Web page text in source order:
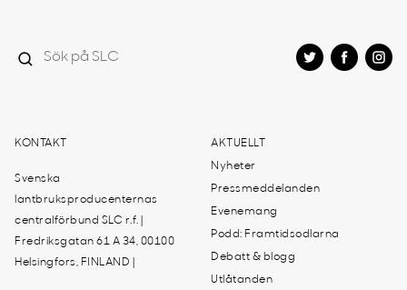
KONTAKT
Svenska
lantbruksproducenternas
centralförbund SLC r.f. |
Fredriksgatan 61 A 34, 00100
Helsingfors, FINLAND |
AKTUELLT
Nyheter
Pressmeddelanden
Evenemang
Podd: Framtidsodlarna
Debatt & blogg
Utlåtanden